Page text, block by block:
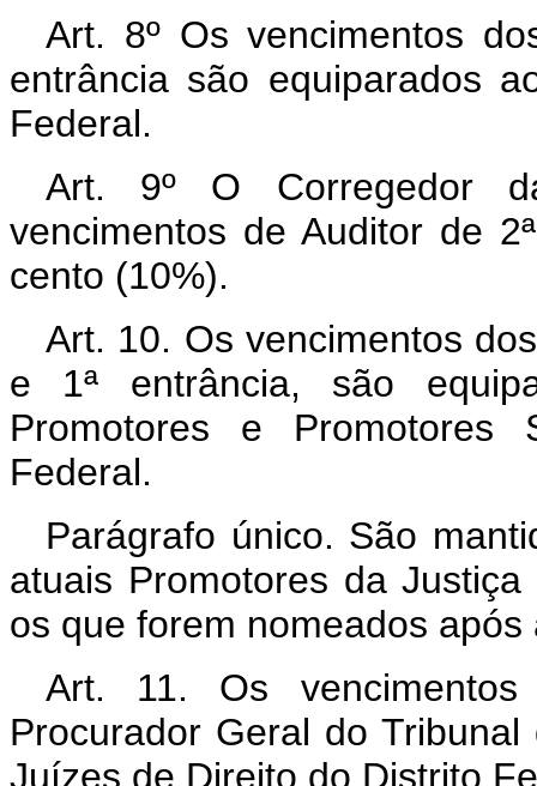
Art. 8º Os vencimentos
entrância são equiparados
Federal.
Art. 9º O Corregedor
vencimentos de Auditor de
cento (10%).
Art. 10. Os vencimentos
e 1ª entrância, são
Promotores e Promotores
Federal.
Parágrafo único. São
atuais Promotores da
os que forem nomeados
Art. 11. Os
Procurador Geral do
Juízes de Direito do Distrito